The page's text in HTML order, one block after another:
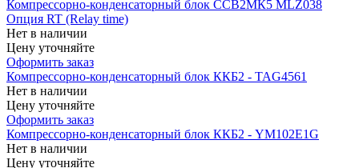
Компрессорно-конденсаторный блок CCB2МК5 MLZ038
Опция RT (Relay time)
Нет в наличии
Цену уточняйте
Оформить заказ
Компрессорно-конденсаторный блок ККБ2 - TAG4561
Нет в наличии
Цену уточняйте
Оформить заказ
Компрессорно-конденсаторный блок ККБ2 - YM102E1G
Нет в наличии
Цену уточняйте